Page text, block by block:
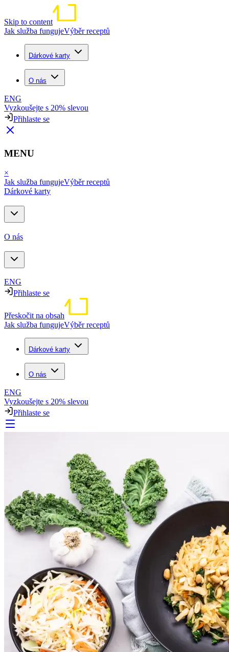
Skip to content
Jak služba fungujeVýběr receptů
Dárkové karty
O nás
ENG
Vyzkoušejte s 20% slevou
Přihlaste se
MENU
×
Jak služba fungujeVýběr receptů
Dárkové karty
O nás
ENG
Přihlaste se
Přeskočit na obsah
Jak služba fungujeVýběr receptů
Dárkové karty
O nás
ENG
Vyzkoušejte s 20% slevou
Přihlaste se